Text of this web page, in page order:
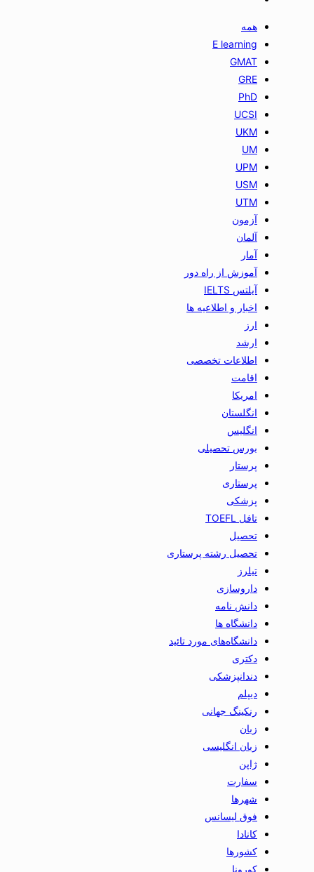
همه
E learning
GMAT
GRE
PhD
UCSI
UKM
UM
UPM
USM
UTM
آزمون
آلمان
آمار
آموزش از راه دور
آیلتس IELTS
اخبار و اطلاعیه ها
ارز
ارشد
اطلاعات تخصصی
اقامت
امریکا
انگلستان
انگلیس
بورس تحصیلی
پرستار
پرستاری
پزشکی
تافل TOEFL
تحصیل
تحصیل رشته پرستاری
تیلرز
داروسازی
دانش نامه
دانشگاه ها
دانشگاه‌های مورد تائید
دکتری
دندانپزشکی
دیپلم
رنکینگ جهانی
زبان
زبان انگلیسی
ژاپن
سفارت
شهرها
فوق لیسانس
کانادا
کشورها
کورونا